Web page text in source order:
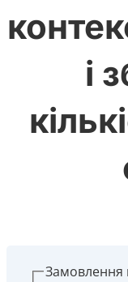
і
Замовлення